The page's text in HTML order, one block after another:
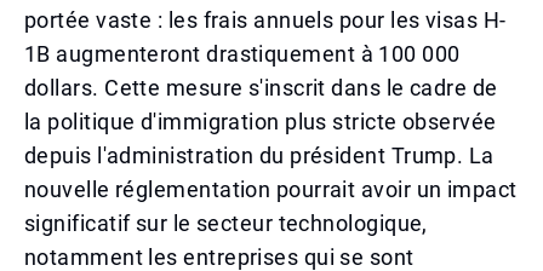
portée vaste : les frais annuels pour les visas H-
1B augmenteront drastiquement à 100 000
dollars. Cette mesure s'inscrit dans le cadre de
la politique d'immigration plus stricte observée
depuis l'administration du président Trump. La
nouvelle réglementation pourrait avoir un impact
significatif sur le secteur technologique,
notamment les entreprises qui se sont